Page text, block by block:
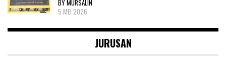
BY MURSALIN
5 MEI 2026
JURUSAN